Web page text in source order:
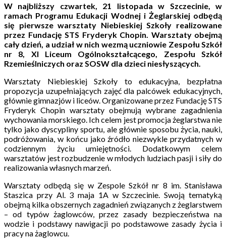
W najbliższy czwartek, 21 listopada w Szczecinie, w
ramach Programu Edukacji Wodnej i Żeglarskiej odbędą
się pierwsze warsztaty Niebieskiej Szkoły realizowane
przez Fundację STS Fryderyk Chopin. Warsztaty obejmą
cały dzień, a udział w nich wezmą uczniowie Zespołu Szkół
nr 8, XI Liceum Ogólnokształcącego, Zespołu Szkół
Rzemieślniczych oraz SOSW dla dzieci niesłyszących.
Warsztaty Niebieskiej Szkoły to edukacyjna, bezpłatna
propozycja uzupełniających zajęć dla palcówek edukacyjnych,
głównie gimnazjów i liceów. Organizowane przez Fundację STS
Fryderyk Chopin warsztaty obejmują wybrane zagadnienia
wychowania morskiego. Ich celem jest promocja żeglarstwa nie
tylko jako dyscypliny sportu, ale głównie sposobu życia, nauki,
podróżowania, w końcu jako źródło niezwykle przydatnych w
codziennym życiu umiejętności. Dodatkowym celem
warsztatów jest rozbudzenie w młodych ludziach pasji i siły do
realizowania własnych marzeń.
Warsztaty odbędą się w Zespole Szkół nr 8 im. Stanisława
Staszica przy Al. 3 maja 1A w Szczecinie. Swoją tematyką
obejmą kilka obszernych zagadnień związanych z żeglarstwem
– od typów żaglowców, przez zasady bezpieczeństwa na
wodzie i podstawy nawigacji po podstawowe zasady życia i
pracy na żaglowcu.